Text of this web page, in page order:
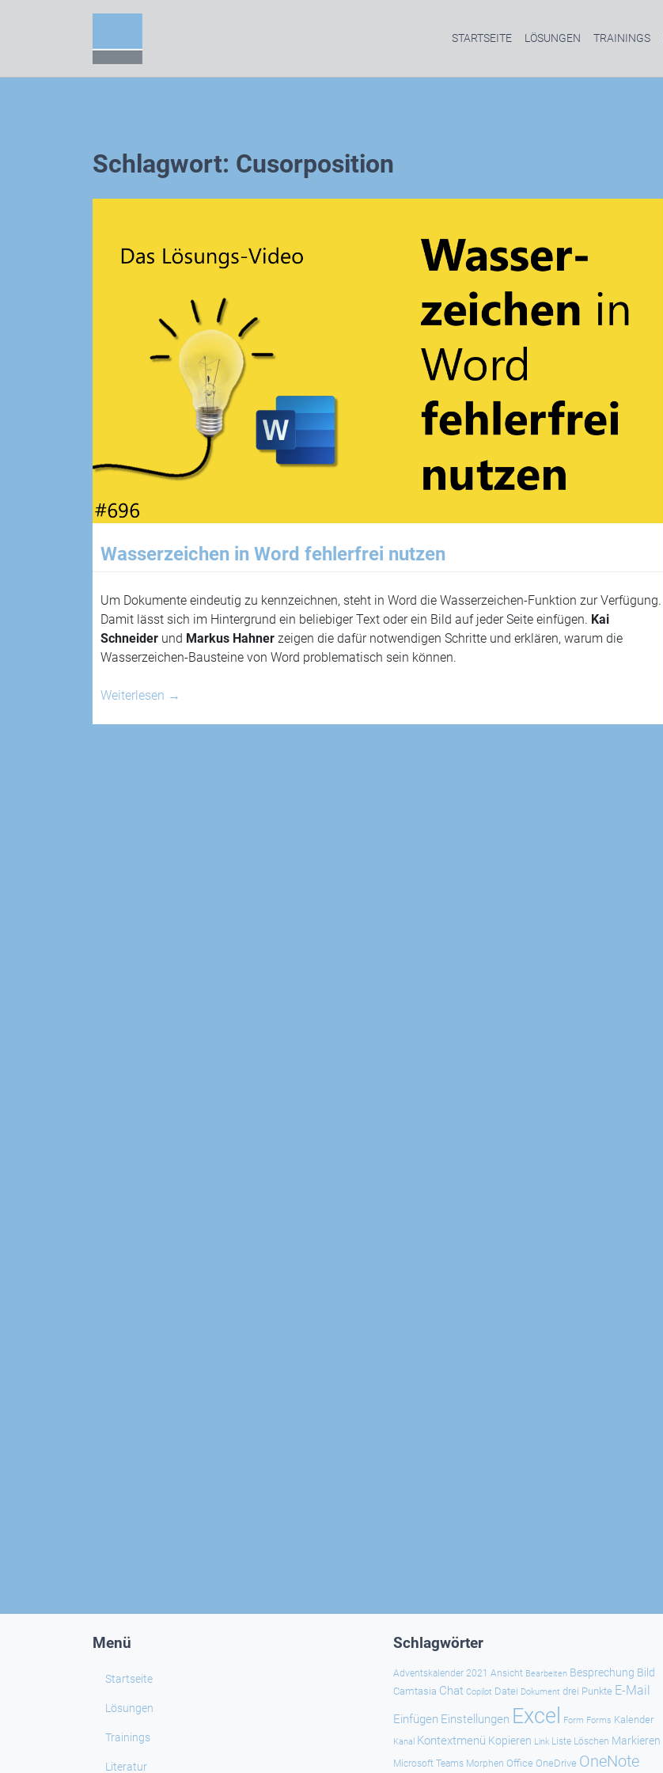
STARTSEITE LÖSUNGEN TRAININGS
Schlagwort: Cusorposition
Wasserzeichen in Word fehlerfrei nutzen
Um Dokumente eindeutig zu kennzeichnen, steht in Word die Wasserzeichen-Funktion zur Verfügung.
Damit lässt sich im Hintergrund ein beliebiger Text oder ein Bild auf jeder Seite einfügen. Kai
Schneider und Markus Hahner zeigen die dafür notwendigen Schritte und erklären, warum die
Wasserzeichen-Bausteine von Word problematisch sein können.
Weiterlesen →
Menü
Startseite
Lösungen
Trainings
Literatur
Schlagwörter
Adventskalender 2021 Ansicht Bearbeiten Besprechung Bild
Camtasia Chat Copilot Datei Dokument drei Punkte E-Mail
Einfügen Einstellungen Excel Form Forms Kalender
Kanal Kontextmenü Kopieren Link Liste Löschen Markieren
Microsoft Teams Morphen Office OneDrive OneNote